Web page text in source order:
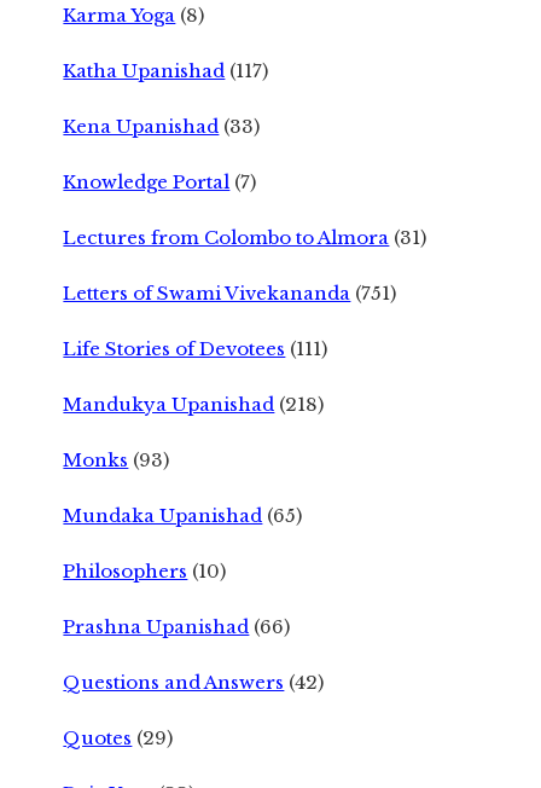
Karma Yoga (8)
Katha Upanishad (117)
Kena Upanishad (33)
Knowledge Portal (7)
Lectures from Colombo to Almora (31)
Letters of Swami Vivekananda (751)
Life Stories of Devotees (111)
Mandukya Upanishad (218)
Monks (93)
Mundaka Upanishad (65)
Philosophers (10)
Prashna Upanishad (66)
Questions and Answers (42)
Quotes (29)